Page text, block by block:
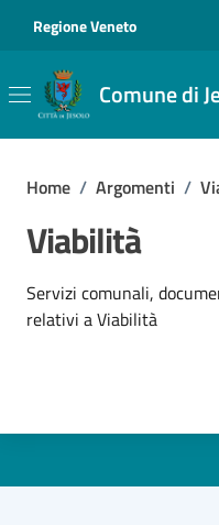
Regione Veneto
Comune di
Home / Argomenti /
Viabilità
Dettagli
Servizi comunali,
relativi a Viabilità